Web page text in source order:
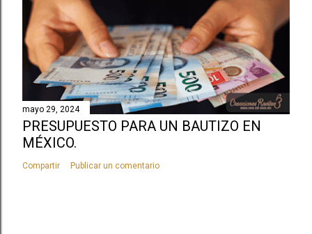
mayo 29, 2024
PRESUPUESTO PARA UN BAUTIZO EN
MÉXICO.
Compartir Publicar un comentario